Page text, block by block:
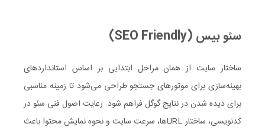
سئو بیس (SEO Friendly)
ساختار سایت از همان مراحل ابتدایی بر اساس استانداردهای
بهینه‌سازی برای موتورهای جستجو طراحی می‌شود تا زمینه مناسبی
برای دیده شدن در نتایج گوگل فراهم شود. رعایت اصول فنی سئو در
کدنویسی، ساختار URLها، سرعت سایت و نحوه نمایش محتوا باعث